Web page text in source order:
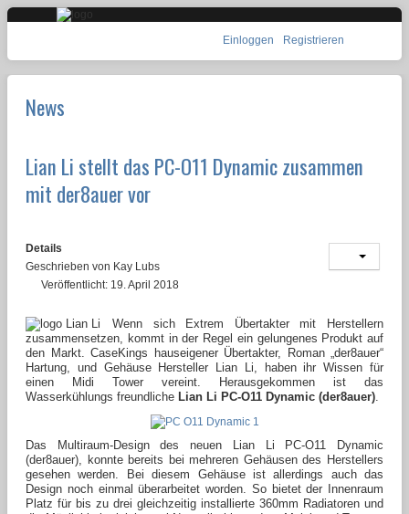
Einloggen Registrieren
News
Lian Li stellt das PC-O11 Dynamic zusammen
mit der8auer vor
Details
Geschrieben von Kay Lubs
Veröffentlicht: 19. April 2018
Wenn sich Extrem Übertakter mit Herstellern
zusammensetzen, kommt in der Regel ein gelungenes Produkt auf
den Markt. CaseKings hauseigener Übertakter, Roman „der8auer“
Hartung, und Gehäuse Hersteller Lian Li, haben ihr Wissen für
einen Midi Tower vereint. Herausgekommen ist das
Wasserkühlungs freundliche Lian Li PC-O11 Dynamic (der8auer)
Das Multiraum-Design des neuen Lian Li PC-O11 Dynamic
(der8auer), konnte bereits bei mehreren Gehäusen des Herstellers
gesehen werden. Bei diesem Gehäuse ist allerdings auch das
Design noch einmal überarbeitet worden. So bietet der Innenraum
Platz für bis zu drei gleichzeitig installierte 360mm Radiatoren und